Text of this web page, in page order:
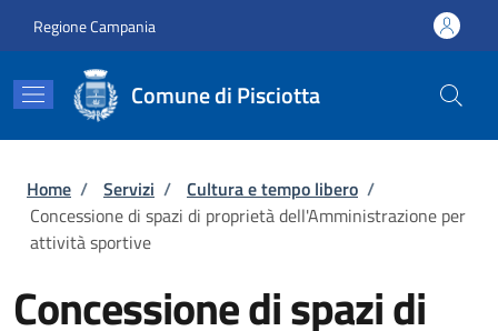
Regione Campania
Comune di Pisciotta
Briciole di pane
Home / Servizi / Cultura e tempo libero /
Concessione di spazi di proprietà dell'Amministrazione per
attività sportive
Concessione di spazi di